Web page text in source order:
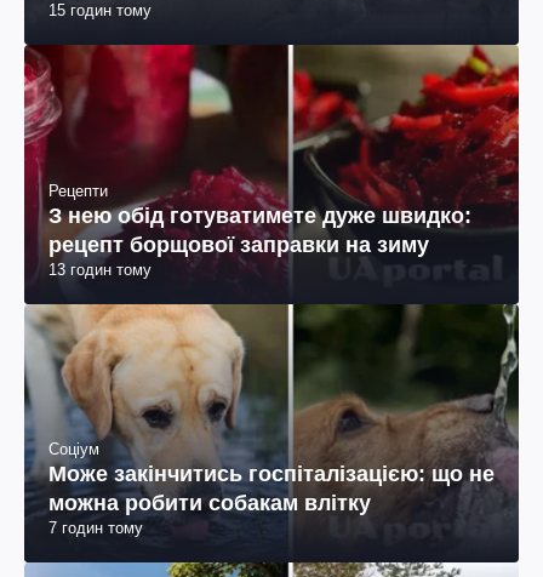
15 годин тому
Рецепти
З нею обід готуватимете дуже швидко:
рецепт борщової заправки на зиму
13 годин тому
Соціум
Може закінчитись госпіталізацією: що не
можна робити собакам влітку
7 годин тому